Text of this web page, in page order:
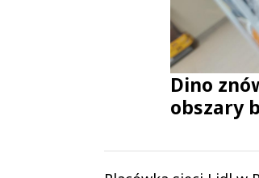
Dino
obszary